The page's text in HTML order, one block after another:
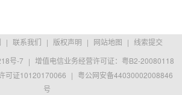
| 联系我们 | 版权声明 | 网站地图 | 线索提交
号-7 | 增值电信业务经营许可证：粤B2-20080118
可证10120170066 | 粤公网安备44030002008846
号